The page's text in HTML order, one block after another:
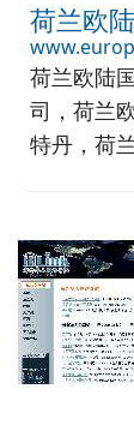
荷兰欧
荷兰欧陆
司，荷兰
特丹，荷